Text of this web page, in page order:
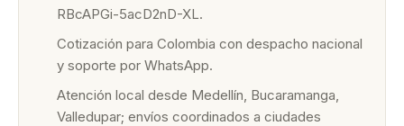
RBcAPGi-5acD2nD-XL.
Cotización para Colombia con despacho nacional
y soporte por WhatsApp.
Atención local desde Medellín, Bucaramanga,
Valledupar; envíos coordinados a ciudades